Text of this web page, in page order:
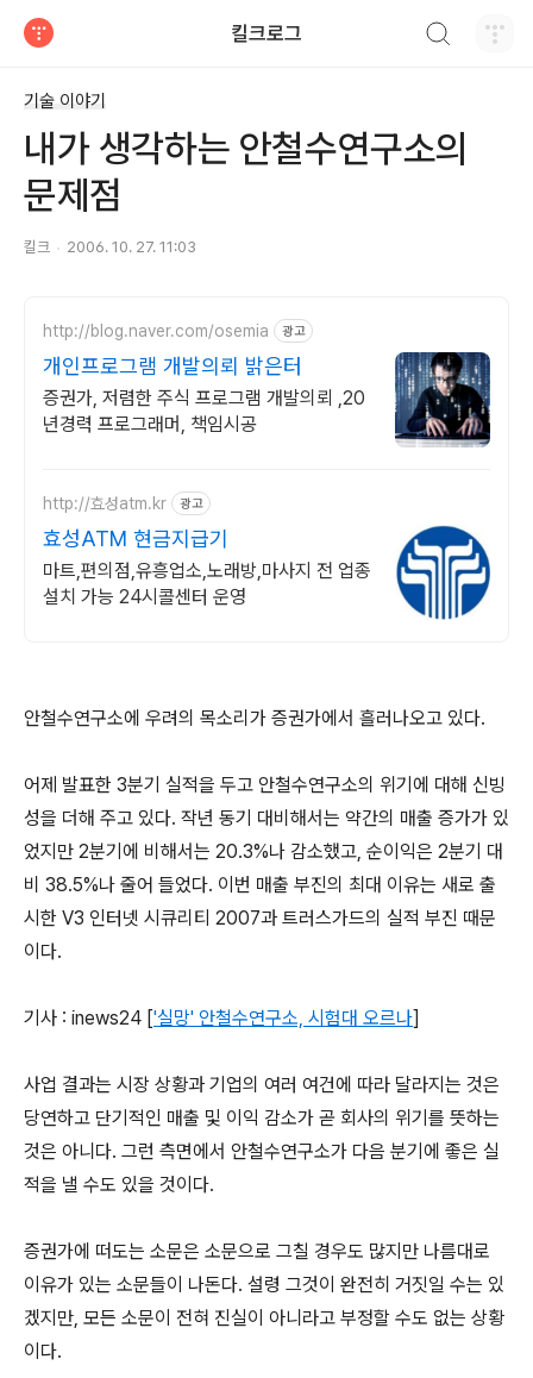
킬크로그
기술 이야기
내가 생각하는 안철수연구소의
문제점
킬크 2006. 10. 27. 11:03
http://blog.naver.com/osemia 광고
개인프로그램 개발의뢰 밝은터
증권가, 저렴한 주식 프로그램 개발의뢰 ,20
년경력 프로그래머, 책임시공
http://효성atm.kr 광고
효성ATM 현금지급기
마트,편의점,유흥업소,노래방,마사지 전 업종
설치 가능 24시콜센터 운영
안철수연구소에 우려의 목소리가 증권가에서 흘러나오고 있다.
어제 발표한 3분기 실적을 두고 안철수연구소의 위기에 대해 신빙
성을 더해 주고 있다. 작년 동기 대비해서는 약간의 매출 증가가 있
었지만 2분기에 비해서는 20.3%나 감소했고, 순이익은 2분기 대
비 38.5%나 줄어 들었다. 이번 매출 부진의 최대 이유는 새로 출
시한 V3 인터넷 시큐리티 2007과 트러스가드의 실적 부진 때문
이다.
기사 : inews24 ['실망' 안철수연구소, 시험대 오르나]
사업 결과는 시장 상황과 기업의 여러 여건에 따라 달라지는 것은
당연하고 단기적인 매출 및 이익 감소가 곧 회사의 위기를 뜻하는
것은 아니다. 그런 측면에서 안철수연구소가 다음 분기에 좋은 실
적을 낼 수도 있을 것이다.
증권가에 떠도는 소문은 소문으로 그칠 경우도 많지만 나름대로
이유가 있는 소문들이 나돈다. 설령 그것이 완전히 거짓일 수는 있
겠지만, 모든 소문이 전혀 진실이 아니라고 부정할 수도 없는 상황
이다.